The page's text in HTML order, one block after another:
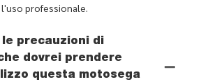
professionale.
le precauzioni di
dovrei prendere
questa motosega